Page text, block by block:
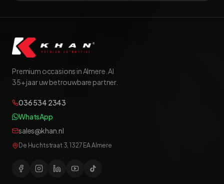
Premium occasions in Almere. Al
35+ jaar uw betrouwbare partner.
036 534 2343
WhatsApp
sales@khan.nl
De Huchtstraat 3, 1327 EA Almere